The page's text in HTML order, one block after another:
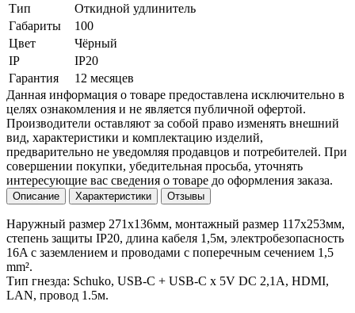
Тип
Откидной удлинитель
Габариты
100
Цвет
Чёрный
IP
IP20
Гарантия
12 месяцев
Данная информация о товаре предоставлена исключительно в
целях ознакомления и не является публичной офертой.
Производители оставляют за собой право изменять внешний
вид, характеристики и комплектацию изделий,
предварительно не уведомляя продавцов и потребителей. При
совершении покупки, убедительная просьба, уточнять
интересующие вас сведения о товаре до оформления заказа.
Описание Характеристики Отзывы
Наружный размер 271х136мм, монтажный размер 117х253мм,
степень защиты IP20, длина кабеля 1,5м, электробезопасность
16A с заземлением и проводами с поперечным сечением 1,5
mm².
Тип гнезда: Schuko, USB-C + USB-C x 5V DC 2,1A, HDMI,
LAN, провод 1.5м.